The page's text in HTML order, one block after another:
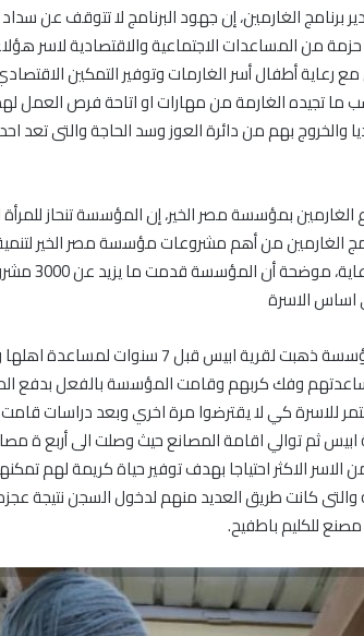
الغارمين، إن جهود البرنامج لا تتوقف عن سداد
من المساعدات الاجتماعية والاقتصادية لاسر
رعاية أطفال أسر الغارمات وتوفير التمكين
ما تجيده الغارمة من مهارات او اتاحة فرص العمل
والخروج بهم من دائرة العوز وسد الحاجة والتى
بمؤسسة مصر الخير، إن المؤسسة تنحاز
الغارمين من أهم مشروعات مؤسسة مصر الخير
اساس الاسرة
وفك كربهم وقامت المؤسسة بالفعل بدفع
للاسرة كي لا يقترضوا مرة اخري وبعد دراسات
ثم توالي اقامة المصانع حيث وصلت الى أربع ة
القرية من الاسر الاكثر احتياجا بهدف توفير حياة كريمة لهم
والتى كانت طريق العديد منهم لدخول السجن نتيجة
للكليم باطفيح.